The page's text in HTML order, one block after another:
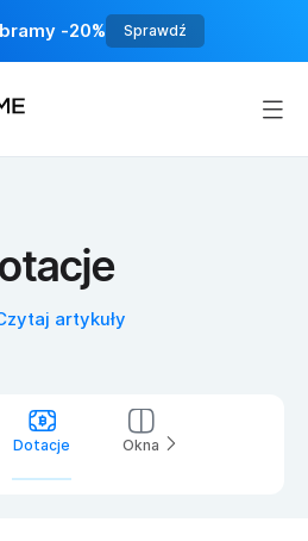
-20% Sprawdź
artykuły
Dotacje Okna